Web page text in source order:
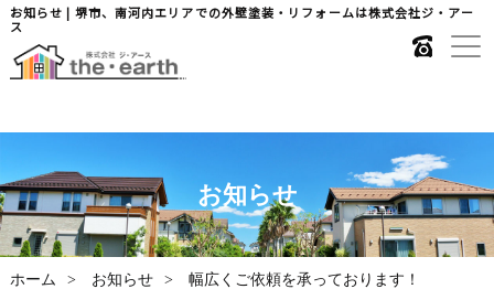
お知らせ | 堺市、南河内エリアでの外壁塗装・リフォームは株式会社ジ・アー
ス
お知らせ
ホーム お知らせ 幅広くご依頼を承っております！